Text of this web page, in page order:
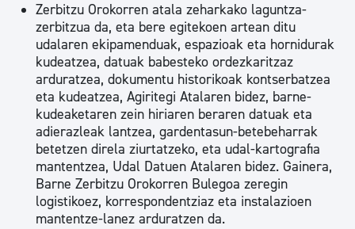
Zerbitzu Orokorren atala zeharkako laguntza-
zerbitzua da, eta bere egitekoen artean ditu
udalaren ekipamenduak, espazioak eta hornidurak
kudeatzea, datuak babesteko ordezkaritzaz
arduratzea, dokumentu historikoak kontserbatzea
eta kudeatzea, Agiritegi Atalaren bidez, barne-
kudeaketaren zein hiriaren beraren datuak eta
adierazleak lantzea, gardentasun-betebeharrak
betetzen direla ziurtatzeko, eta udal-kartografia
mantentzea, Udal Datuen Atalaren bidez. Gainera,
Barne Zerbitzu Orokorren Bulegoa zeregin
logistikoez, korrespondentziaz eta instalazioen
mantentze-lanez arduratzen da.